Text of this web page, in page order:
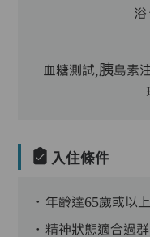
浴
血糖測試,胰島素
入住條件
．年齡達65歲或以上
．精神狀態適合過群